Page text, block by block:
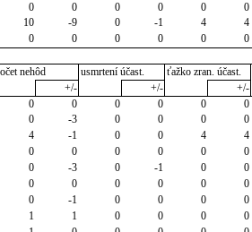
0 0 0 0 0 0
10 -9 0 -1 4 4
0 0 0 0 0 0
nehôd usmrtení účast. ťažko zran. účast.
+/-
+/- +/-
0 0 0 0 0 0
0 -3 0 0 0 0
4 -1 0 0 4 4
0 0 0 0 0 0
0 -3 0 -1 0 0
0 0 0 0 0 0
0 -1 0 0 0 0
1 1 0 0 0 0